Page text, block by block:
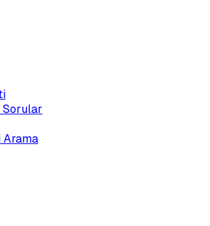
Sorular
Arama